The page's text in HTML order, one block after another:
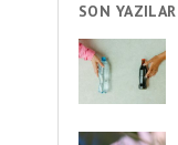
SON YAZILAR